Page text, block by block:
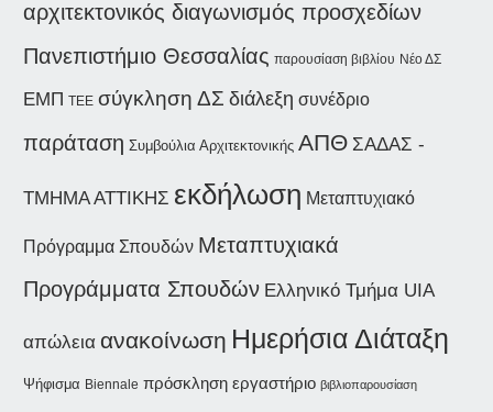
αρχιτεκτονικός διαγωνισμός προσχεδίων
Πανεπιστήμιο Θεσσαλίας παρουσίαση βιβλίου Νέο ΔΣ
ΕΜΠ ΤΕΕ σύγκληση ΔΣ διάλεξη συνέδριο
παράταση Συμβούλια Αρχιτεκτονικής ΑΠΘ ΣΑΔΑΣ -
ΤΜΗΜΑ ΑΤΤΙΚΗΣ εκδήλωση Μεταπτυχιακό
Πρόγραμμα Σπουδών Μεταπτυχιακά
Προγράμματα Σπουδών Ελληνικό Τμήμα UIA
απώλεια ανακοίνωση Ημερήσια Διάταξη
Ψήφισμα Biennale πρόσκληση εργαστήριο βιβλιοπαρουσίαση